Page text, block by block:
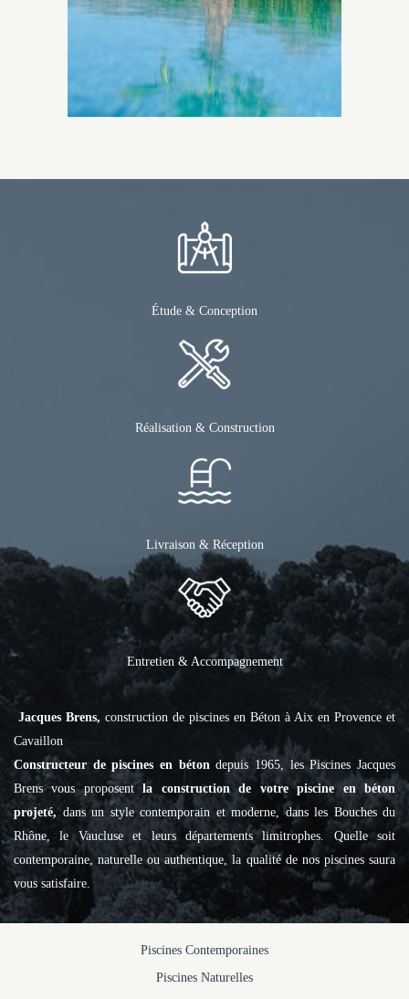
Étude & Conception
Réalisation & Construction
Livraison & Réception
Entretien & Accompagnement
Jacques Brens, construction de piscines en Béton à Aix en Provence et
Cavaillon
Constructeur de piscines en bétondepuis 1965, les Piscines Jacques
Brens vous proposentla construction de votre piscine en béton
projeté, dans un style contemporain et moderne, dans les Bouches du
Rhône, le Vaucluse et leurs départements limitrophes. Quelle soit
contemporaine, naturelle ou authentique, la qualité de nos piscines saura
vous satisfaire.
Piscines Contemporaines
Piscines Naturelles